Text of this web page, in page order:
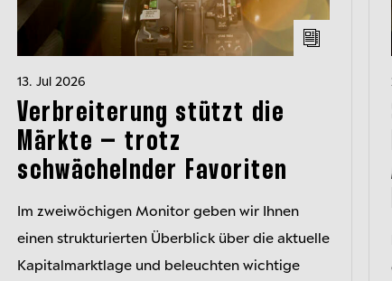
13. Jul 2026
Verbreiterung stützt die
Märkte – trotz
schwächelnder Favoriten
Im zweiwöchigen Monitor geben wir Ihnen
einen strukturierten Überblick über die aktuelle
Kapitalmarktlage und beleuchten wichtige